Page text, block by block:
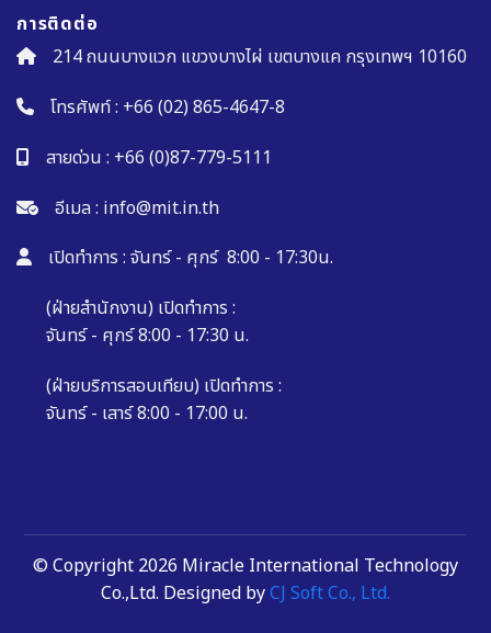
การติดต่อ
214 ถนนบางแวก แขวงบางไผ่ เขตบางแค กรุงเทพฯ 10160
โทรศัพท์ : +66 (02) 865-4647-8
สายด่วน : +66 (0)87-779-5111
อีเมล : info@mit.in.th
เปิดทำการ : จันทร์ - ศุกร์ 8:00 - 17:30น.
(ฝ่ายสำนักงาน) เปิดทำการ :
จันทร์ - ศุกร์ 8:00 - 17:30 น.
(ฝ่ายบริการสอบเทียบ) เปิดทำการ :
จันทร์ - เสาร์ 8:00 - 17:00 น.
© Copyright 2026 Miracle International Technology
Co.,Ltd. Designed byCJ Soft Co., Ltd.